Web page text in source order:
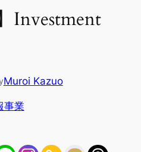
Investment
Muroi Kazuo
事業